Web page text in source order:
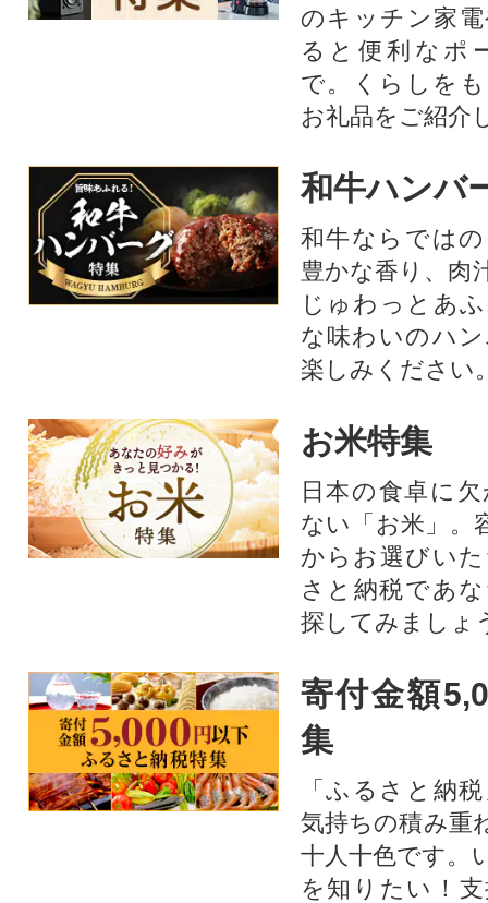
のキッチン家
ると便利なポ
で。くらしを
お礼品をご紹介
和牛ハンバ
和牛ならでは
豊かな香り、肉
じゅわっとあ
な味わいのハ
楽しみください
お米特集
日本の食卓に
ない「お米」。
からお選びい
さと納税であ
探してみましょ
寄付金額
集
「ふるさと納
気持ちの積み重
十人十色です。
を知りたい！